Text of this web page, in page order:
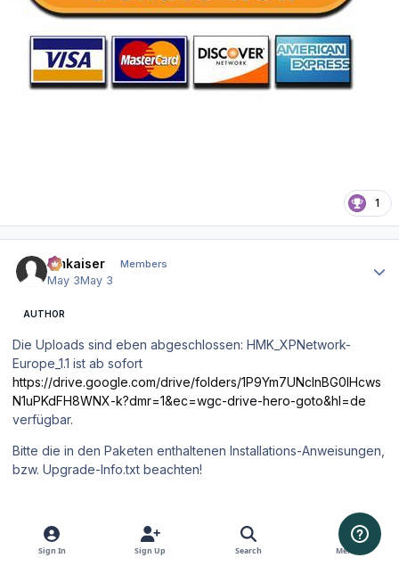
1
hmkaiser Members
May 3May 3
AUTHOR
Die Uploads sind eben abgeschlossen: HMK_XPNetwork-
Europe_1.1 ist ab sofort
https://drive.google.com/drive/folders/1P9Ym7UNclnBG0lHcws
N1uPKdFH8WNX-k?dmr=1&ec=wgc-drive-hero-goto&hl=de
verfügbar.
Bitte die in den Paketen enthaltenen Installations-Anweisungen,
bzw. Upgrade-Info.txt beachten!
Sign In Sign Up Search Menu